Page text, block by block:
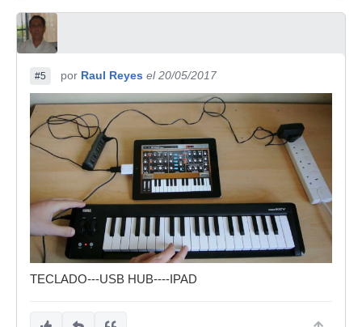
#5 por Raul Reyes el 20/05/2017
TECLADO---USB HUB----IPAD